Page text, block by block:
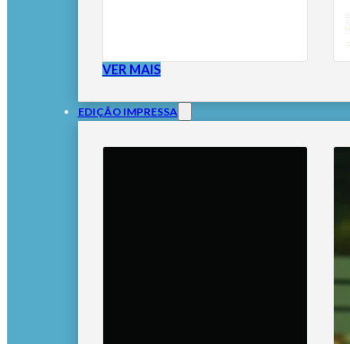
VER MAIS
EDIÇÃO IMPRESSA